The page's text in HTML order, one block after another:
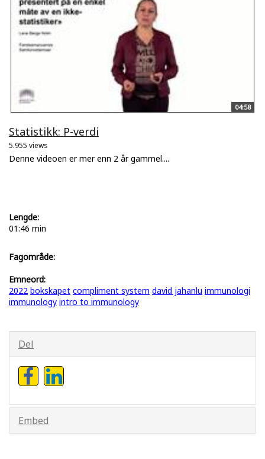
04:58
Statistikk: P-verdi
5.955 views
Denne videoen er mer enn 2 år gammel....
Lengde:
01:46 min
Fagområde:
Emneord:
2022 bokskapet compliment system david jahanlu immunologi
immunology intro to immunology
Del
Embed